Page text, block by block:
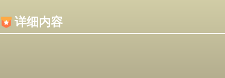
详细内容